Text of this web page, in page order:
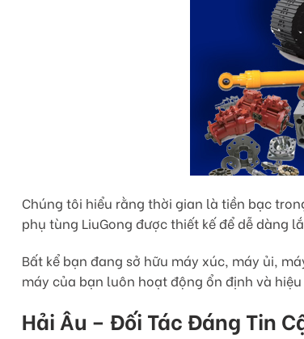
Chúng tôi hiểu rằng thời gian là tiền bạc
phụ tùng LiuGong được thiết kế để dễ dàng
Bất kể bạn đang sở hữu máy xúc, máy ủi,
máy của bạn luôn hoạt động ổn định và
Hải Âu – Đối Tác Đáng Tin